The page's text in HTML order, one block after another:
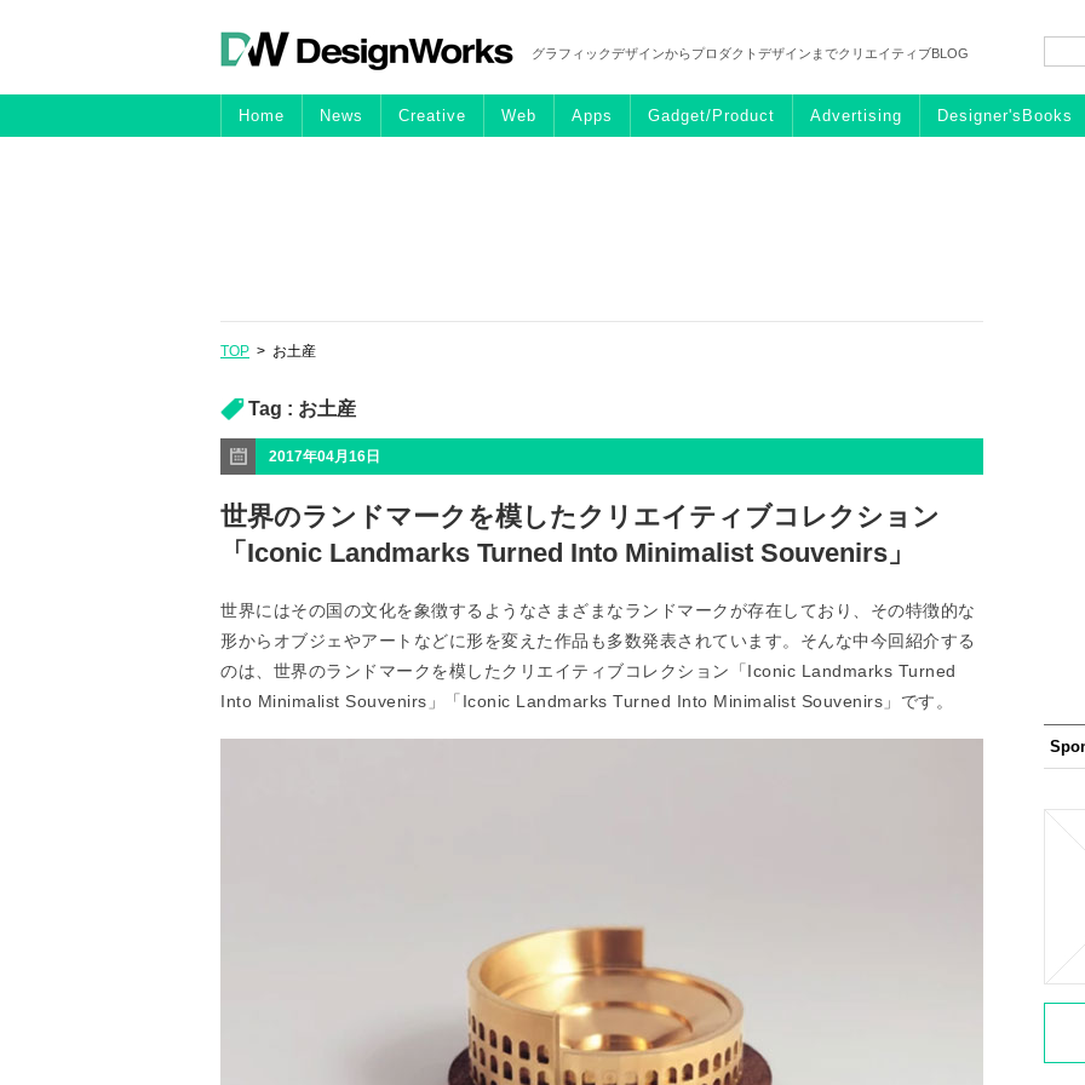
グラフィックデザインからプロダクトデザインまでクリエイティブBLOG
Home News Creative Web Apps Gadget/Product Advertising Designer'sBooks
TOP > お土産
Tag : お土産
2017年04月16日
世界のランドマークを模したクリエイティブコレクション
「Iconic Landmarks Turned Into Minimalist Souvenirs」
世界にはその国の文化を象徴するようなさまざまなランドマークが存在しており、その特徴的な
形からオブジェやアートなどに形を変えた作品も多数発表されています。そんな中今回紹介する
のは、世界のランドマークを模したクリエイティブコレクション「Iconic Landmarks Turned
Into Minimalist Souvenirs」「Iconic Landmarks Turned Into Minimalist Souvenirs」です。